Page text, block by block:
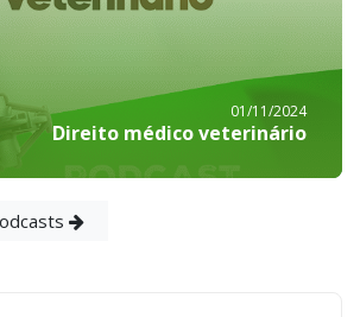
01/11/2024
Direito médico veterinário